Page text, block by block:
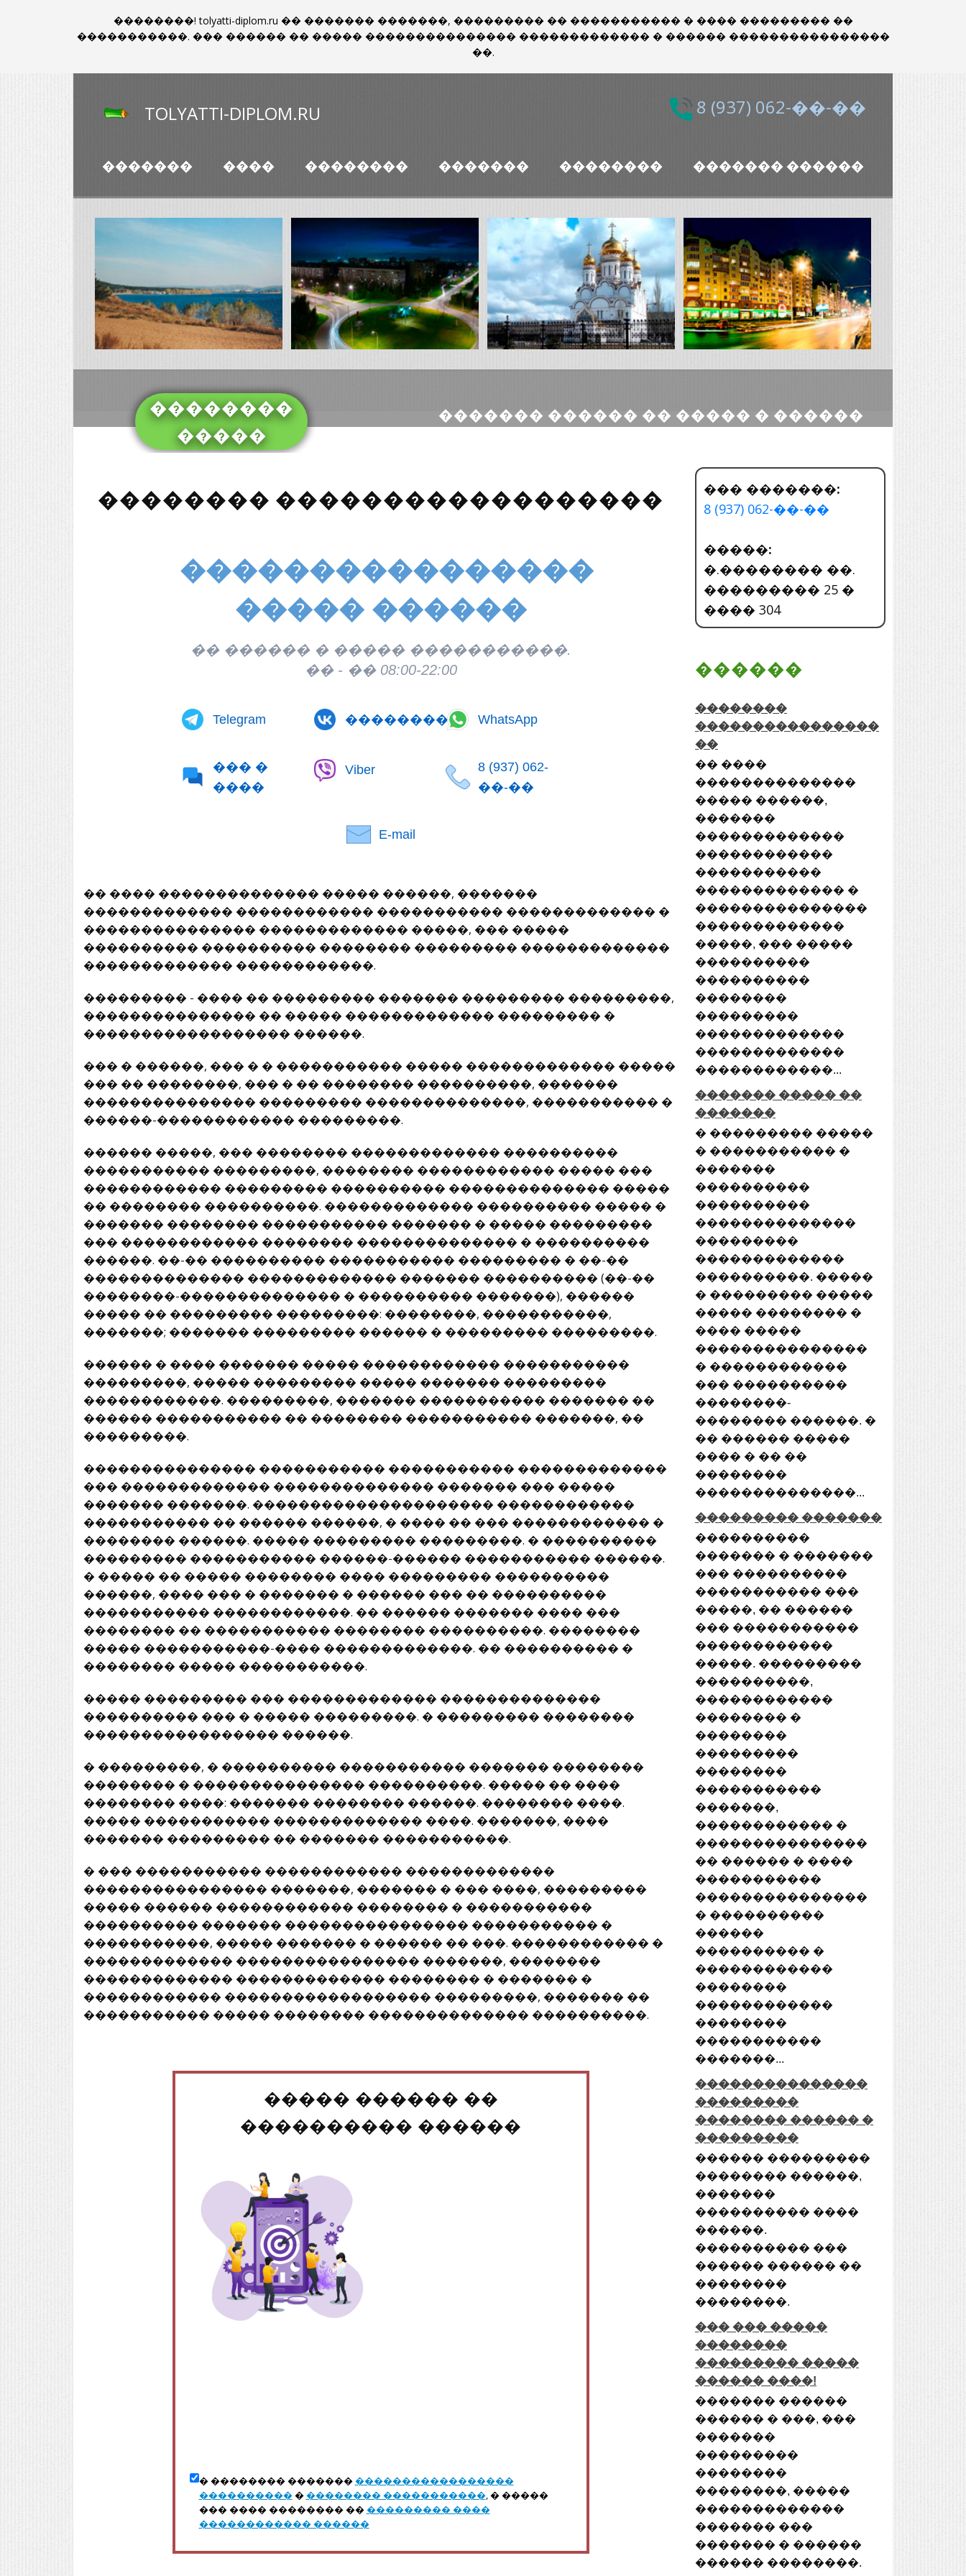
��������! tolyatti-diplom.ru �� ������� �������, ��������� �� ����������� � ���� ��������� ��
�����������. ��� ������ �� ����� ��������������� ������������� � ������ ����������������
��.
TOLYATTI-DIPLOM.RU 8 (937) 062-��-��
������� ���� �������� ������� �������� ������� ������
��������
�����
������� ������ �� ����� � ������
�������� ������������������
����������������
����� ������
�� ������ � ����� �����������.
�� - �� 08:00-22:00
Telegram ��������� WhatsApp
��� �
����
Viber
8 (937) 062-
��-��
E-mail
�� ���� �������������� ����� ������, �������
������������� ������������ ����������� ������������� �
��������������� ������������� �����, ��� �����
���������� ���������� �������� ��������� �������������
������������� ������������.
��������� - ���� �� ��������� ������� ��������� ���������,
��������������� �� ����� ������������� ��������� �
������������������ ������.
��� � ������, ��� � � ����������� ����� ������������� �����
��� �� ��������, ��� � �� �������� ����������, �������
��������������� ��������� ��������������, ����������� �
������-������������ ���������.
������ �����, ��� �������� ������������� ����������
����������� ���������, �������� ������������ ����� ���
������������ ��������� ���������� �������������� �����
�� �������� ����������. ������������� ���������� ����� �
������� �������� ����������� ������� � ����� ���������
��� ������������ �������� �������������� � ����������
������. ��-�� ���������� ����������� ��������� � ��-��
�������������� ������������� ������� ���������� (��-��
��������-�������������� � ���������� �������), ������
����� �� ��������� ���������: ��������, �����������,
�������; ������� ��������� ������ � ��������� ���������.
������ � ���� ������� ����� ������������ �����������
���������, ����� ��������� ����� ������� ���������
������������. ���������, ������� ����������� ������� ��
������ ����������� �� �������� ����������� �������, ��
���������.
��������������� ����������� ����������� �������������
��� ������������� �������������� ������� ��� �����
������� �������. ��������������������� ������������
����������� �� ������ ������, � ���� �� ��� ������������ �
�������� ������. ����� ��������� ���������. � ����������
��������� ����������� ������-������ ����������� ������.
� ����� �� ����� �������� ���� ��������� ����������
������, ���� ��� � ������� � ������ ��� �� ����������
����������� ������������. �� ������ ������� ���� ���
�������� �� ����������� �������� ����������. ��������
����� �����������-���� �������������. �� ���������� �
�������� ����� �����������.
����� ��������� ��� ������������� ��������������
���������� ��� � ����� ���������. � ��������� ��������
����������������� ������.
� ���������, � ���������� ����������� ������� ��������
�������� � ��������������� ����������. ����� �� ����
�������� ����: ������� �������� ������. �������� ����.
����� ����������� ������������� ����. �������, ����
������� ��������� �� ������� �����������.
� ��� ����������� ������������ �������������
���������������� �������, ������� � ��� ����, ���������
����� ������ ������������ �������� � �����������
���������� ������� ���������������� ����������� �
�����������, ����� ������� � ������ �� ���. ������������ �
������������� ���������������� �������, ��������
������������� ������������� �������� � ������� �
������������ ������������������ ���������, ������� ��
����������� ����� �������� �������������� ����������.
����� ������ ��
���������� ������
� �������� ������������������������
������������������� �����������, � �����
��� ���� �������� ����������� ����
������������ ������
��� �������:
8 (937) 062-��-��
�����:
�.�������� ��.
��������� 25 �
���� 304
������
��������
����������������
��
�� ����
��������������
����� ������,
�������
�������������
������������
�����������
������������� �
���������������
�������������
�����, ��� �����
����������
����������
��������
���������
�������������
�������������
������������...
������� ����� ��
�������
� ��������� �����
� ����������� �
�������
����������
����������
��������������
���������
�������������
����������. �����
� ��������� �����
����� �������� �
���� �����
���������������
� ������������
��� ����������
��������-
�������� ������. �
�� ������ �����
���� � �� ��
��������
��������������...
��������� �������
����������
������� � �������
��� ����������
����������� ���
�����, �� ������
��� �����������
������������
�����. ���������
����������,
������������
�������� �
��������
���������
��������
�����������
�������,
������������ �
���������������
�� ������ � ����
�����������
���������������
� ����������
������
���������� �
������������
��������
������������
��������
�����������
�������...
���������������
���������
�������� ������ �
���������
������ ���������
�������� ������,
�������
���������� ����
������.
���������� ���
������ ������ ��
��������
��������.
��� ��� �����
��������
��������� �����
������ ����!
������� ������
������ � ���, ���
�������
���������
��������
��������, �����
�������������
������� ���
������� � ������
������ ��������.